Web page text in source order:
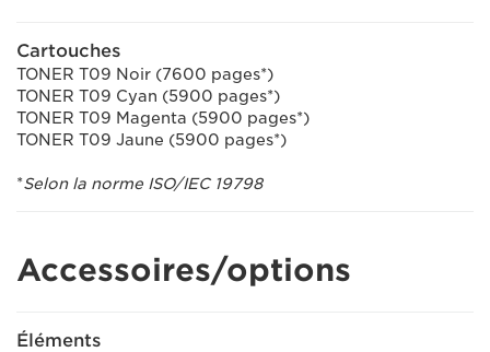
Cartouches
TONER T09 Noir (7600 pages*)
TONER T09 Cyan (5900 pages*)
TONER T09 Magenta (5900 pages*)
TONER T09 Jaune (5900 pages*)
*Selon la norme ISO/IEC 19798
Accessoires/options
Éléments